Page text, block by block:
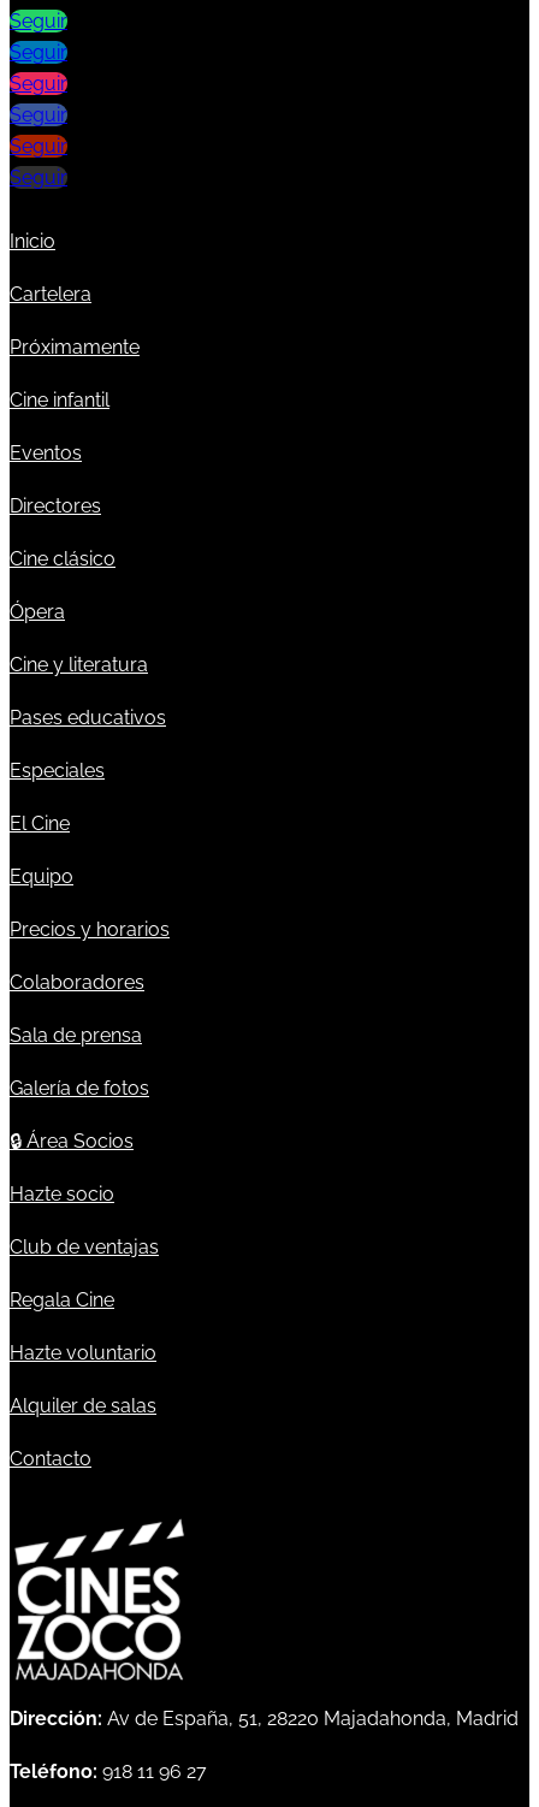
Seguir
Seguir
Seguir
Seguir
Seguir
Seguir
Inicio
Cartelera
Próximamente
Cine infantil
Eventos
Directores
Cine clásico
Ópera
Cine y literatura
Pases educativos
Especiales
El Cine
Equipo
Precios y horarios
Colaboradores
Sala de prensa
Galería de fotos
🔒 Área Socios
Hazte socio
Club de ventajas
Regala Cine
Hazte voluntario
Alquiler de salas
Contacto
Dirección: Av de España, 51, 28220 Majadahonda, Madrid
Teléfono: 918 11 96 27